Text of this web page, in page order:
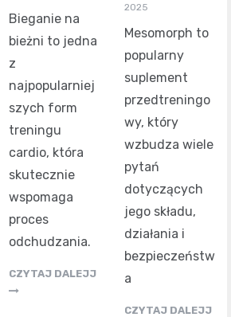
Bieganie na
bieżni to jedna
z
najpopularniej
szych form
treningu
cardio, która
skutecznie
wspomaga
proces
odchudzania.
CZYTAJ DALEJJ
2025
Mesomorph to
popularny
suplement
przedtreningo
wy, który
wzbudza wiele
pytań
dotyczących
jego składu,
działania i
bezpieczeństw
a
CZYTAJ DALEJJ